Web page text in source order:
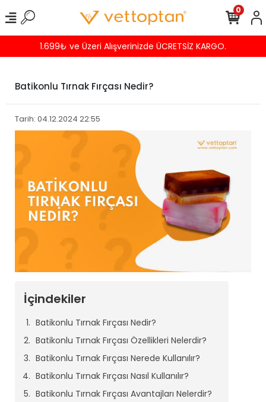
ÜCRETSİZ KARGO.
0
Batikonlu Tırnak Fırçası Nedir?
Tarih: 04.12.2024 22:55
İçindekiler
Batikonlu Tırnak Fırçası Nedir?
Batikonlu Tırnak Fırçası Özellikleri Nelerdir?
Batikonlu Tırnak Fırçası Nerede Kullanılır?
Batikonlu Tırnak Fırçası Nasıl Kullanılır?
Batikonlu Tırnak Fırçası Avantajları Nelerdir?